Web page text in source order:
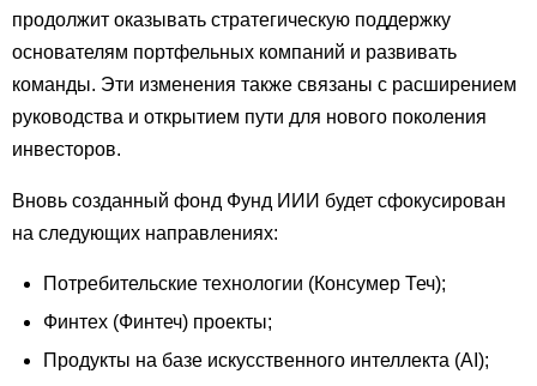
продолжит оказывать стратегическую поддержку
основателям портфельных компаний и развивать
команды. Эти изменения также связаны с расширением
руководства и открытием пути для нового поколения
инвесторов.
Вновь созданный фонд Фунд ИИИ будет сфокусирован
на следующих направлениях:
Потребительские технологии (Консумер Теч);
Финтех (Финтеч) проекты;
Продукты на базе искусственного интеллекта (AI);